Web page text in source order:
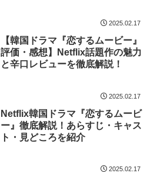
2025.02.17
【韓国ドラマ『恋するムービー』
評価・感想】Netflix話題作の魅力
と辛口レビューを徹底解説！
2025.02.17
Netflix韓国ドラマ『恋するムービ
ー』徹底解説！あらすじ・キャス
ト・見どころを紹介
2025.02.17